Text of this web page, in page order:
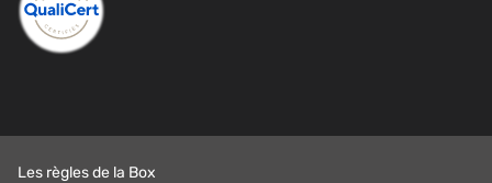
Les règles de la Box